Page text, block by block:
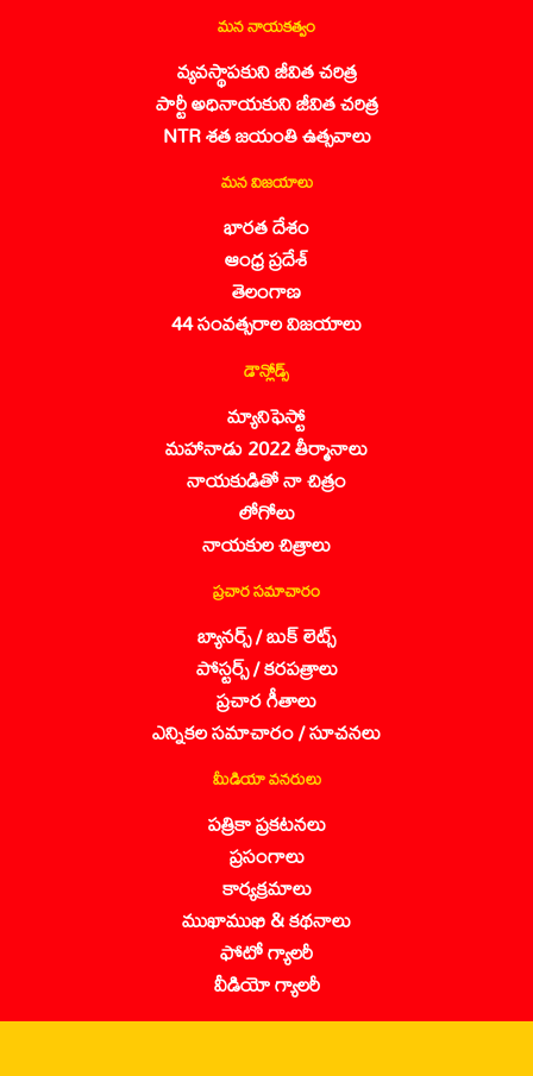
మన నాయకత్వం
వ్యవస్థాపకుని జీవిత చరిత్ర
పార్టీ అధినాయకుని జీవిత చరిత్ర
NTR శత జయంతి ఉత్సవాలు
మన విజయాలు
భారత దేశం
ఆంధ్ర ప్రదేశ్
తెలంగాణ
44 సంవత్సరాల విజయాలు
డౌన్లోడ్స్
మ్యానిఫెస్టో
మహానాడు 2022 తీర్మానాలు
నాయకుడితో నా చిత్రం
లోగోలు
నాయకుల చిత్రాలు
ప్రచార సమాచారం
బ్యానర్స్ / బుక్ లెట్స్
పోస్టర్స్ / కరపత్రాలు
ప్రచార గీతాలు
ఎన్నికల సమాచారం / సూచనలు
మీడియా వనరులు
పత్రికా ప్రకటనలు
ప్రసంగాలు
కార్యక్రమాలు
ముఖాముఖి & కథనాలు
ఫోటో గ్యాలరీ
వీడియో గ్యాలరీ